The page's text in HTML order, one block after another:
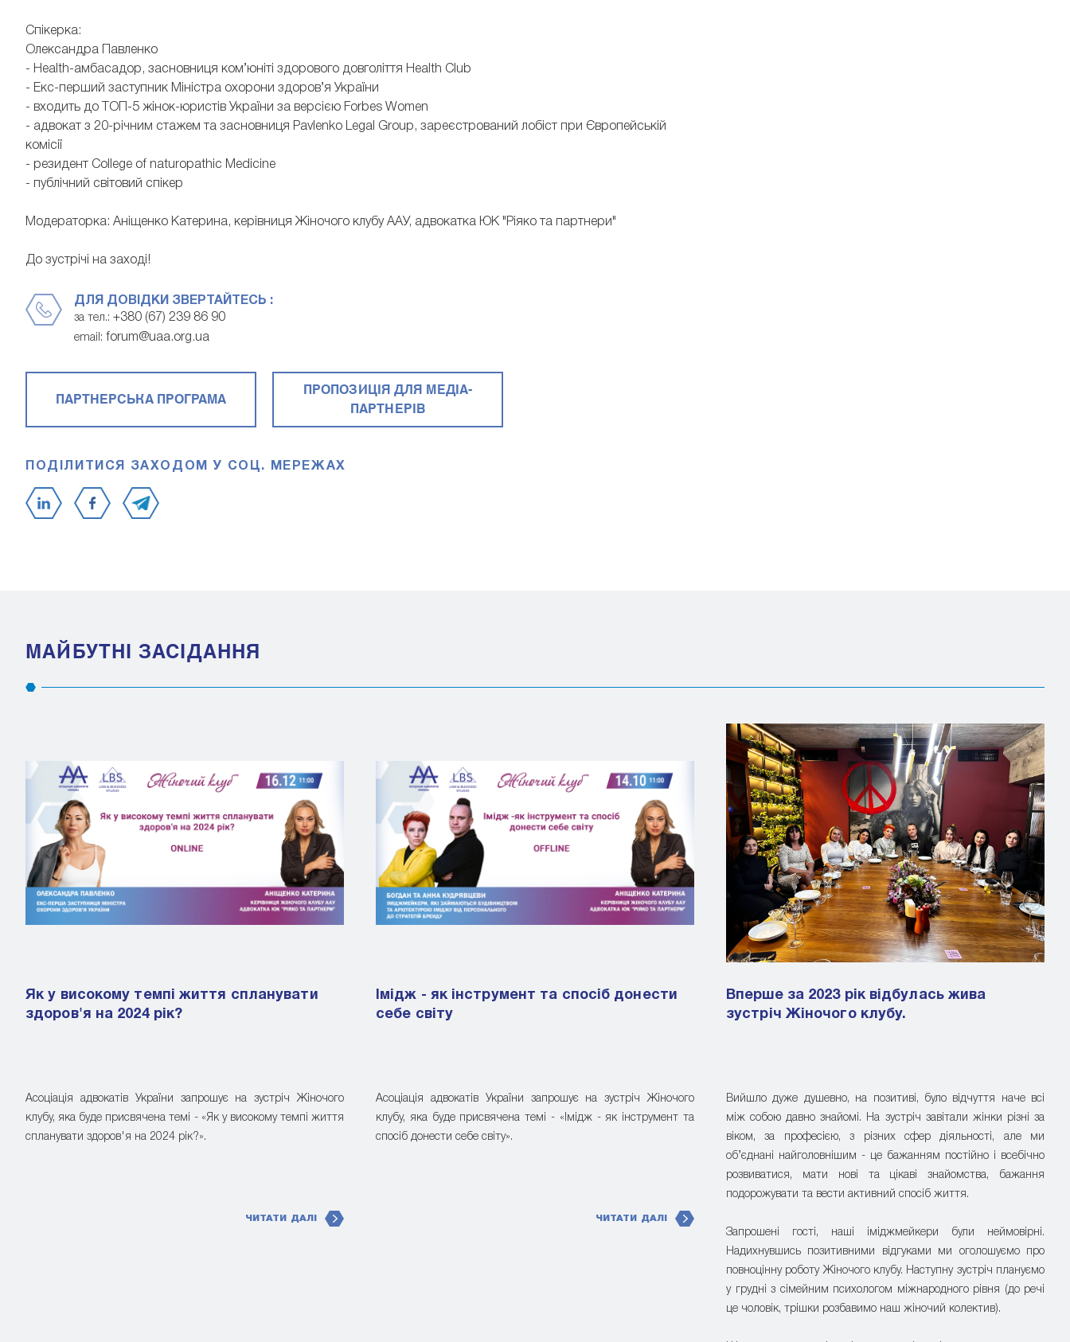
Спікерка:
Олександра Павленко
- Health-амбасадор, засновниця ком’юніті здорового довголіття Health Club
- Екс-перший заступник Міністра охорони здоров’я України
- входить до ТОП-5 жінок-юристів України за версією Forbes Women
- адвокат з 20-річним стажем та засновниця Pavlenko Legal Group, зареєстрований лобіст при Європейській
комісії
- резидент College of naturopathic Medicine
- публічний світовий спікер
Модераторка: Аніщенко Катерина, керівниця Жіночого клубу ААУ, адвокатка ЮК "Ріяко та партнери"
До зустрічі на заході!
ДЛЯ ДОВІДКИ ЗВЕРТАЙТЕСЬ :
за тел.: +380 (67) 239 86 90
email: forum@uaa.org.ua
ПАРТНЕРСЬКА ПРОГРАМА
ПРОПОЗИЦІЯ ДЛЯ МЕДІА-
ПАРТНЕРІВ
ПОДІЛИТИСЯ ЗАХОДОМ У СОЦ. МЕРЕЖАХ
МАЙБУТНІ ЗАСІДАННЯ
Як у високому темпі життя спланувати
здоров'я на 2024 рік?
Асоціація адвокатів України запрошує на зустріч Жіночого
клубу, яка буде присвячена темі - «Як у високому темпі життя
спланувати здоров'я на 2024 рік?».
ЧИТАТИ ДАЛІ
Імідж - як інструмент та спосіб донести
себе світу
Асоціація адвокатів України запрошує на зустріч Жіночого
клубу, яка буде присвячена темі - «Імідж - як інструмент та
спосіб донести себе світу».
ЧИТАТИ ДАЛІ
Вперше за 2023 рік відбулась жива
зустріч Жіночого клубу.
Вийшло дуже душевно, на позитиві, було відчуття наче всі
між собою давно знайомі. На зустріч завітали жінки різні за
віком, за професією, з різних сфер діяльності, але ми
об’єднані найголовнішим - це бажанням постійно і всебічно
розвиватися, мати нові та цікаві знайомства, бажання
подорожувати та вести активний спосіб життя.
Запрошені гості, наші іміджмейкери були неймовірні.
Надихнувшись позитивними відгуками ми оголошуємо про
повноцінну роботу Жіночого клубу. Наступну зустріч плануємо
у грудні з сімейним психологом міжнародного рівня (до речі
це чоловік, трішки розбавимо наш жіночий колектив).